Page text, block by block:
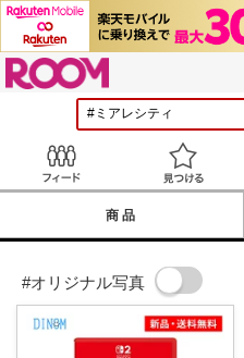
商品
#オリジナル写真